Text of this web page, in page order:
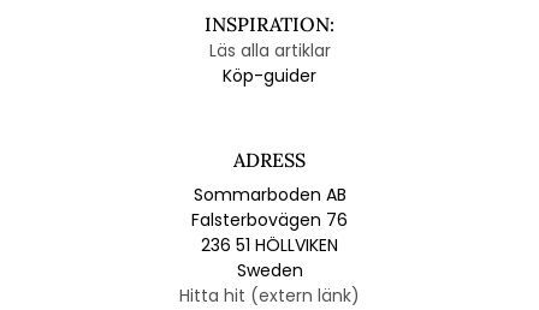
INSPIRATION:
Läs alla artiklar
Köp-guider
ADRESS
Sommarboden AB
Falsterbovägen 76
236 51 HÖLLVIKEN
Sweden
Hitta hit (extern länk)